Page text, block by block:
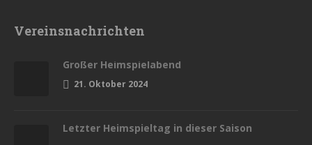
Vereinsnachrichten
Großer Heimspielabend
21. Oktober 2024
Letzter Heimspieltag in dieser Saison